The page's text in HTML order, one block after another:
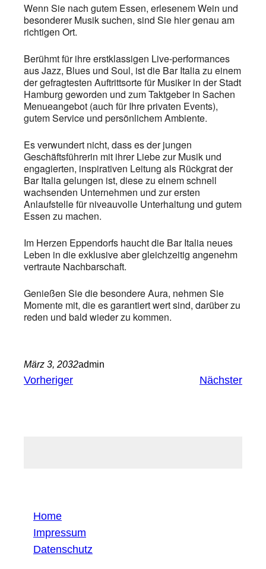
Wenn Sie nach gutem Essen, erlesenem Wein und
besonderer Musik suchen, sind Sie hier genau am
richtigen Ort.
Berühmt für ihre erstklassigen Live-performances
aus Jazz, Blues und Soul, ist die Bar Italia zu einem
der gefragtesten Auftrittsorte für Musiker in der Stadt
Hamburg geworden und zum Taktgeber in Sachen
Menueangebot (auch für Ihre privaten Events),
gutem Service und persönlichem Ambiente.
Es verwundert nicht, dass es der jungen
Geschäftsführerin mit ihrer Liebe zur Musik und
engagierten, inspirativen Leitung als Rückgrat der
Bar Italia gelungen ist, diese zu einem schnell
wachsenden Unternehmen und zur ersten
Anlaufstelle für niveauvolle Unterhaltung und gutem
Essen zu machen.
Im Herzen Eppendorfs haucht die Bar Italia neues
Leben in die exklusive aber gleichzeitig angenehm
vertraute Nachbarschaft.
Genießen Sie die besondere Aura, nehmen Sie
Momente mit, die es garantiert wert sind, darüber zu
reden und bald wieder zu kommen.
März 3, 2032admin
Vorheriger Nächster
Home
Impressum
Datenschutz